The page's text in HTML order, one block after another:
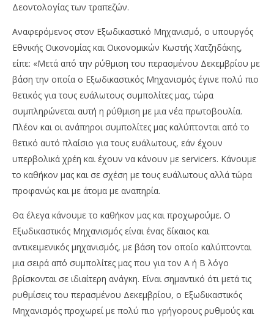
Δεοντολογίας των τραπεζών.
Αναφερόμενος στον Εξωδικαστικό Μηχανισμό, ο υπουργός
Εθνικής Οικονομίας και Οικονομικών Κωστής Χατζηδάκης,
είπε: «Μετά από την ρύθμιση του περασμένου Δεκεμβρίου με
βάση την οποία ο Εξωδικαστικός Μηχανισμός έγινε πολύ πιο
θετικός για τους ευάλωτους συμπολίτες μας, τώρα
συμπληρώνεται αυτή η ρύθμιση με μια νέα πρωτοβουλία.
Πλέον και οι ανάπηροι συμπολίτες μας καλύπτονται από το
θετικό αυτό πλαίσιο για τους ευάλωτους, εάν έχουν
υπερβολικά χρέη και έχουν να κάνουν με servicers. Κάνουμε
το καθήκον μας και σε σχέση με τους ευάλωτους αλλά τώρα
προφανώς και με άτομα με αναπηρία.
Θα έλεγα κάνουμε το καθήκον μας και προχωρούμε. Ο
Εξωδικαστικός Μηχανισμός είναι ένας δίκαιος και
αντικειμενικός μηχανισμός, με βάση τον οποίο καλύπτονται
μια σειρά από συμπολίτες μας που για τον Α ή Β λόγο
βρίσκονται σε ιδιαίτερη ανάγκη. Είναι σημαντικό ότι μετά τις
ρυθμίσεις του περασμένου Δεκεμβρίου, ο Εξωδικαστικός
Μηχανισμός προχωρεί με πολύ πιο γρήγορους ρυθμούς και